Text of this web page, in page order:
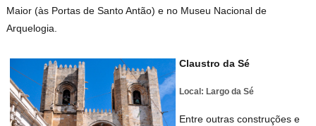
Maior (às Portas de Santo Antão) e no Museu Nacional de
Arquelogia.
Claustro da Sé
Local: Largo da Sé
Entre outras construções e